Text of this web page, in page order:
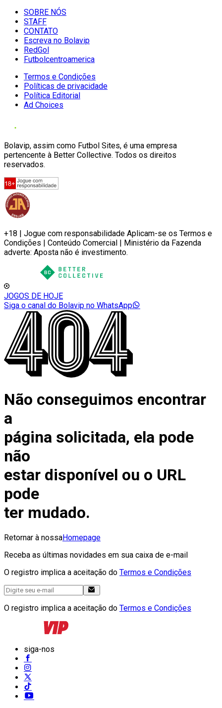
SOBRE NÓS
STAFF
CONTATO
Escreva no Bolavip
RedGol
Futbolcentroamerica
Termos e Condições
Políticas de privacidade
Política Editorial
Ad Choices
Bolavip, assim como Futbol Sites, é uma empresa
pertencente à Better Collective. Todos os direitos
reservados.
+18 | Jogue com responsabilidade Aplicam-se os Termos e
Condições | Conteúdo Comercial | Ministério da Fazenda
adverte: Aposta não é investimento.
JOGOS DE HOJE
Siga o canal do Bolavip no WhatsApp
Não conseguimos encontrar
a
página solicitada, ela pode
não
estar disponível ou o URL
pode
ter mudado.
Retornar à nossaHomepage
Receba as últimas novidades em sua caixa de e-mail
O registro implica a aceitação do Termos e Condições
O registro implica a aceitação do Termos e Condições
siga-nos